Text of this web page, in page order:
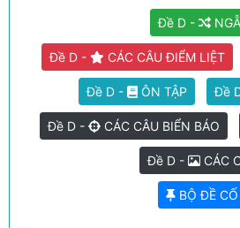
Đề D -
Đề D - CÁC CÂU ĐIỂM LIỆT
Đề D - ÔN TẬP Đề
Đề D - CÁC CÂU BIỂN BÁO
Đề D - CÁC
BỘ ĐỀ